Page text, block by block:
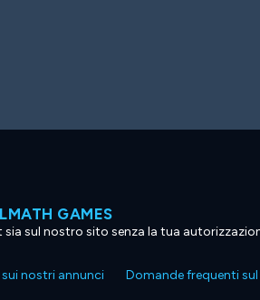
GAMES
sul nostro sito senza la tua
nostri annunci Domande frequenti